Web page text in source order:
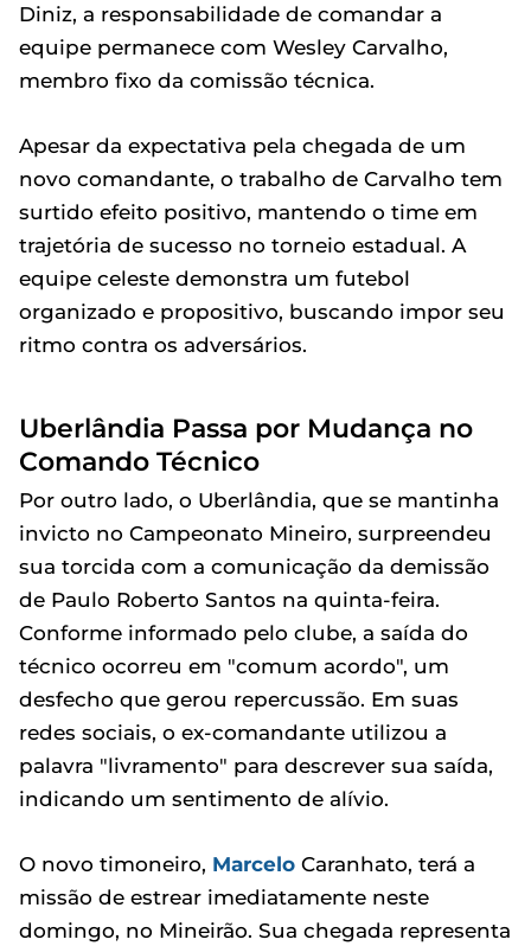
Diniz, a responsabilidade de comandar a
equipe permanece com Wesley Carvalho,
membro fixo da comissão técnica.
Apesar da expectativa pela chegada de um
novo comandante, o trabalho de Carvalho tem
surtido efeito positivo, mantendo o time em
trajetória de sucesso no torneio estadual. A
equipe celeste demonstra um futebol
organizado e propositivo, buscando impor seu
ritmo contra os adversários.
Uberlândia Passa por Mudança no
Comando Técnico
Por outro lado, o Uberlândia, que se mantinha
invicto no Campeonato Mineiro, surpreendeu
sua torcida com a comunicação da demissão
de Paulo Roberto Santos na quinta-feira.
Conforme informado pelo clube, a saída do
técnico ocorreu em "comum acordo", um
desfecho que gerou repercussão. Em suas
redes sociais, o ex-comandante utilizou a
palavra "livramento" para descrever sua saída,
indicando um sentimento de alívio.
O novo timoneiro, Marcelo Caranhato, terá a
missão de estrear imediatamente neste
domingo, no Mineirão. Sua chegada representa